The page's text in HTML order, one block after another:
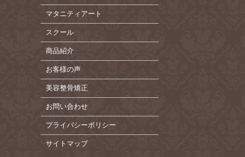
マタニティアート
スクール
商品紹介
お客様の声
美容整骨矯正
お問い合わせ
プライバシーポリシー
サイトマップ